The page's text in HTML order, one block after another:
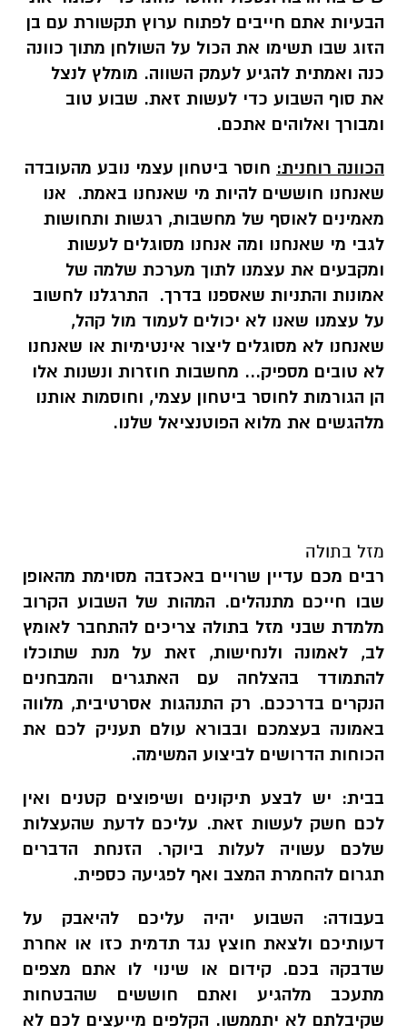
הבעיות אתם חייבים לפתוח ערוץ תקשורת עם בן
הזוג שבו תשימו את הכול על השולחן מתוך כוונה
כנה ואמתית להגיע לעמק השווה. מומלץ לנצל
את סוף השבוע כדי לעשות זאת. שבוע טוב
ומבורך ואלוהים אתכם.
הכוונה רוחנית: חוסר ביטחון עצמי נובע מהעובדה
שאנחנו חוששים להיות מי שאנחנו באמת.
אנו
מאמינים לאוסף של מחשבות, רגשות ותחושות
לגבי מי שאנחנו ומה אנחנו מסוגלים לעשות
ומקבעים את עצמנו לתוך מערכת שלמה של
אמונות והתניות שאספנו בדרך.
התרגלנו לחשוב
על עצמנו שאנו לא יכולים לעמוד מול קהל,
שאנחנו לא מסוגלים ליצור אינטימיות או שאנחנו
לא טובים מספיק... מחשבות חוזרות ונשנות אלו
הן הגורמות לחוסר ביטחון עצמי, וחוסמות אותנו
מלהגשים את מלוא הפוטנציאל שלנו.
מזל בתולה
רבים מכם עדיין שרויים באכזבה מסוימת מהאופן
שבו חייכם מתנהלים. המהות של השבוע הקרוב
מלמדת שבני מזל בתולה צריכים להתחבר לאומץ
לב, לאמונה ולנחישות, זאת על מנת שתוכלו
להתמודד בהצלחה עם האתגרים והמבחנים
הנקרים בדרככם. רק התנהגות אסרטיבית, מלווה
באמונה בעצמכם ובבורא עולם תעניק לכם את
הכוחות הדרושים לביצוע המשימה.
בבית: יש לבצע תיקונים ושיפוצים קטנים ואין
לכם חשק לעשות זאת. עליכם לדעת שהעצלות
שלכם עשויה לעלות ביוקר. הזנחת הדברים
תגרום להחמרת המצב ואף לפגיעה כספית.
בעבודה: השבוע יהיה עליכם להיאבק על
דעותיכם ולצאת חוצץ נגד תדמית כזו או אחרת
שדבקה בכם. קידום או שינוי לו אתם מצפים
מתעכב מלהגיע ואתם חוששים שהבטחות
שקיבלתם לא יתממשו. הקלפים מייעצים לכם לא